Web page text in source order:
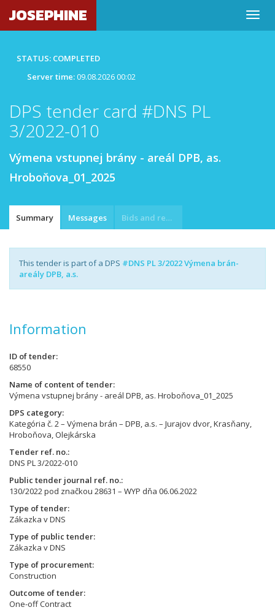
JOSEPHINE
STATUS: COMPLETED
Server time:09.08.2026 00:02
DPS tender card #DNS PL
3/2022-010
Výmena vstupnej brány - areál DPB, as.
Hroboňova_01_2025
Summary Messages Bids and requests
This tender is part of a DPS #DNS PL 3/2022 Výmena brán-
areály DPB, a.s.
Information
ID of tender
68550
Name of content of tender
Výmena vstupnej brány - areál DPB, as. Hroboňova_01_2025
DPS category
Kategória č. 2 – Výmena brán – DPB, a.s. – Jurajov dvor, Krasňany,
Hroboňova, Olejkárska
Tender ref. no.
DNS PL 3/2022-010
Public tender journal ref. no.
130/2022 pod značkou 28631 – WYP dňa 06.06.2022
Type of tender
Zákazka v DNS
Type of public tender
Zákazka v DNS
Type of procurement
Construction
Outcome of tender
One-off Contract